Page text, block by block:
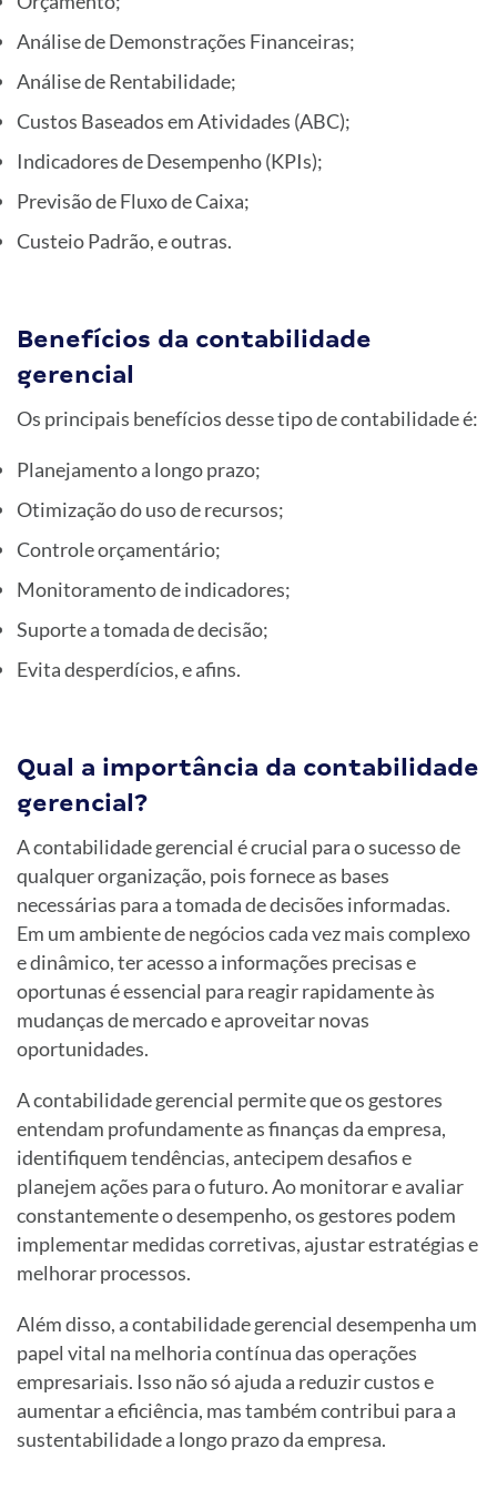
Análise de Demonstrações Financeiras;
Análise de Rentabilidade;
Custos Baseados em Atividades (ABC);
Indicadores de Desempenho (KPIs);
Previsão de Fluxo de Caixa;
Custeio Padrão, e outras.
Benefícios da contabilidade
gerencial
Os principais benefícios desse tipo de contabilidade é:
Planejamento a longo prazo;
Otimização do uso de recursos;
Controle orçamentário;
Monitoramento de indicadores;
Suporte a tomada de decisão;
Evita desperdícios, e afins.
Qual a importância da contabilidade
gerencial?
A contabilidade gerencial é crucial para o sucesso de
qualquer organização, pois fornece as bases
necessárias para a tomada de decisões informadas.
Em um ambiente de negócios cada vez mais complexo
e dinâmico, ter acesso a informações precisas e
oportunas é essencial para reagir rapidamente às
mudanças de mercado e aproveitar novas
oportunidades.
A contabilidade gerencial permite que os gestores
entendam profundamente as finanças da empresa,
identifiquem tendências, antecipem desafios e
planejem ações para o futuro. Ao monitorar e avaliar
constantemente o desempenho, os gestores podem
implementar medidas corretivas, ajustar estratégias e
melhorar processos.
Além disso, a contabilidade gerencial desempenha um
papel vital na melhoria contínua das operações
empresariais. Isso não só ajuda a reduzir custos e
aumentar a eficiência, mas também contribui para a
sustentabilidade a longo prazo da empresa.